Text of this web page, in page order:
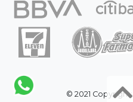
© 2021 Copyright: